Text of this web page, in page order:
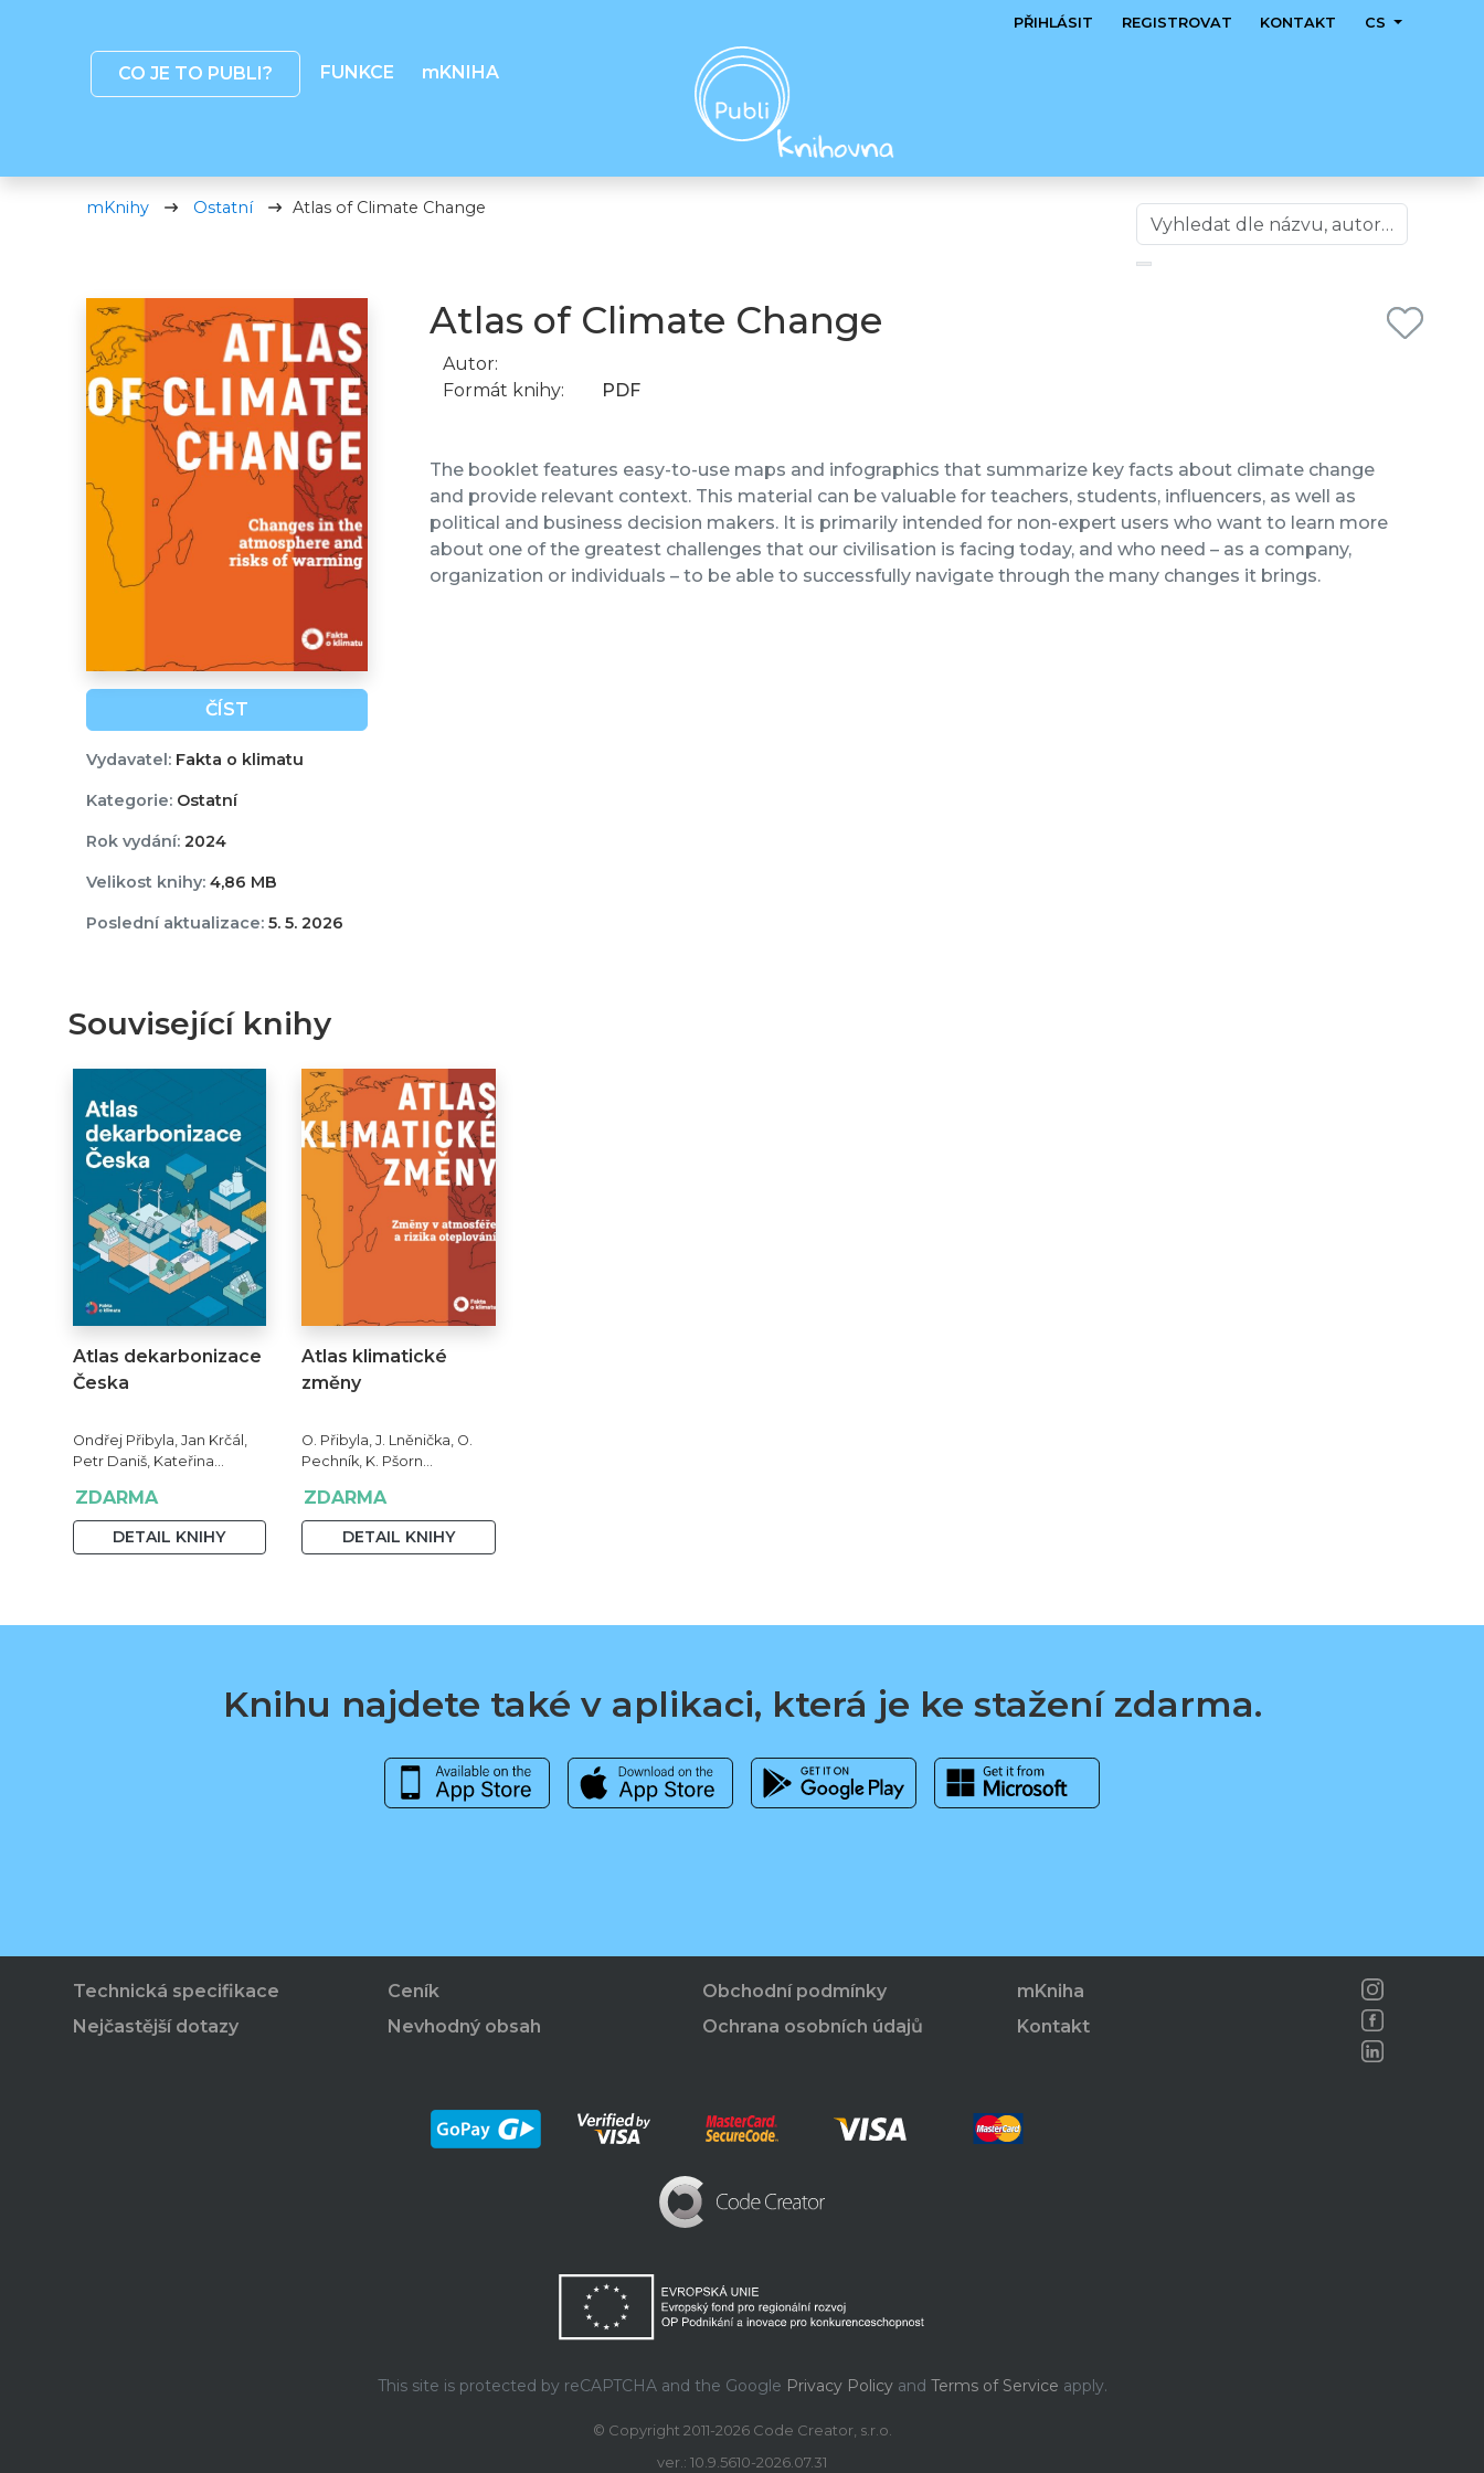
CO JE TO PUBLI? FUNKCE mKNIHA
PŘIHLÁSIT REGISTROVAT KONTAKT CS
mKnihy Ostatní Atlas of Climate Change
ČÍST
Vydavatel:Fakta o klimatu
Kategorie:Ostatní
Rok vydání:2024
Velikost knihy:4,86 MB
Poslední aktualizace:5. 5. 2026
Atlas of Climate Change
Autor:
Formát knihy:
PDF
The booklet features easy-to-use maps and infographics that summarize key facts about climate change
and provide relevant context. This material can be valuable for teachers, students, influencers, as well as
political and business decision makers. It is primarily intended for non-expert users who want to learn more
about one of the greatest challenges that our civilisation is facing today, and who need – as a company,
organization or individuals – to be able to successfully navigate through the many changes it brings.
Související knihy
Atlas dekarbonizace
Česka
Ondřej Přibyla, Jan Krčál,
Petr Daniš, Kateřina
Alexandra Snováková
ZDARMA
DETAIL KNIHY
Atlas klimatické
změny
O. Přibyla, J. Lněnička, O.
Pechník, K. Pšorn
ZDARMA
DETAIL KNIHY
Knihu najdete také v aplikaci, která je ke stažení zdarma.
Technická specifikace
Nejčastější dotazy
Ceník
Nevhodný obsah
Obchodní podmínky
Ochrana osobních údajů
mKniha
Kontakt
This site is protected by reCAPTCHA and the Google Privacy Policyand Terms of Service apply.
© Copyright 2011-2026 Code Creator, s.r.o.
ver.: 10.9.5610-2026.07.31